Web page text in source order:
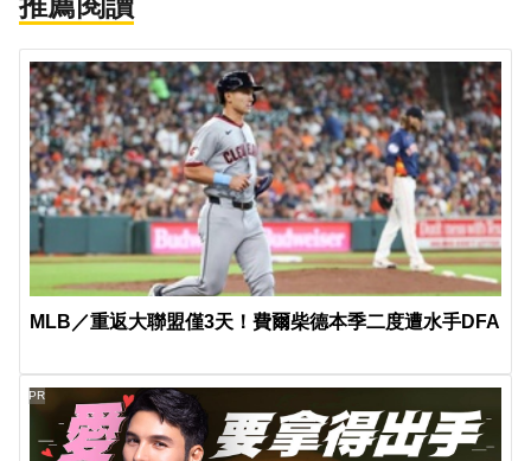
MLB／重返大聯盟僅3天！費爾柴德本季二度遭水手DFA
PR